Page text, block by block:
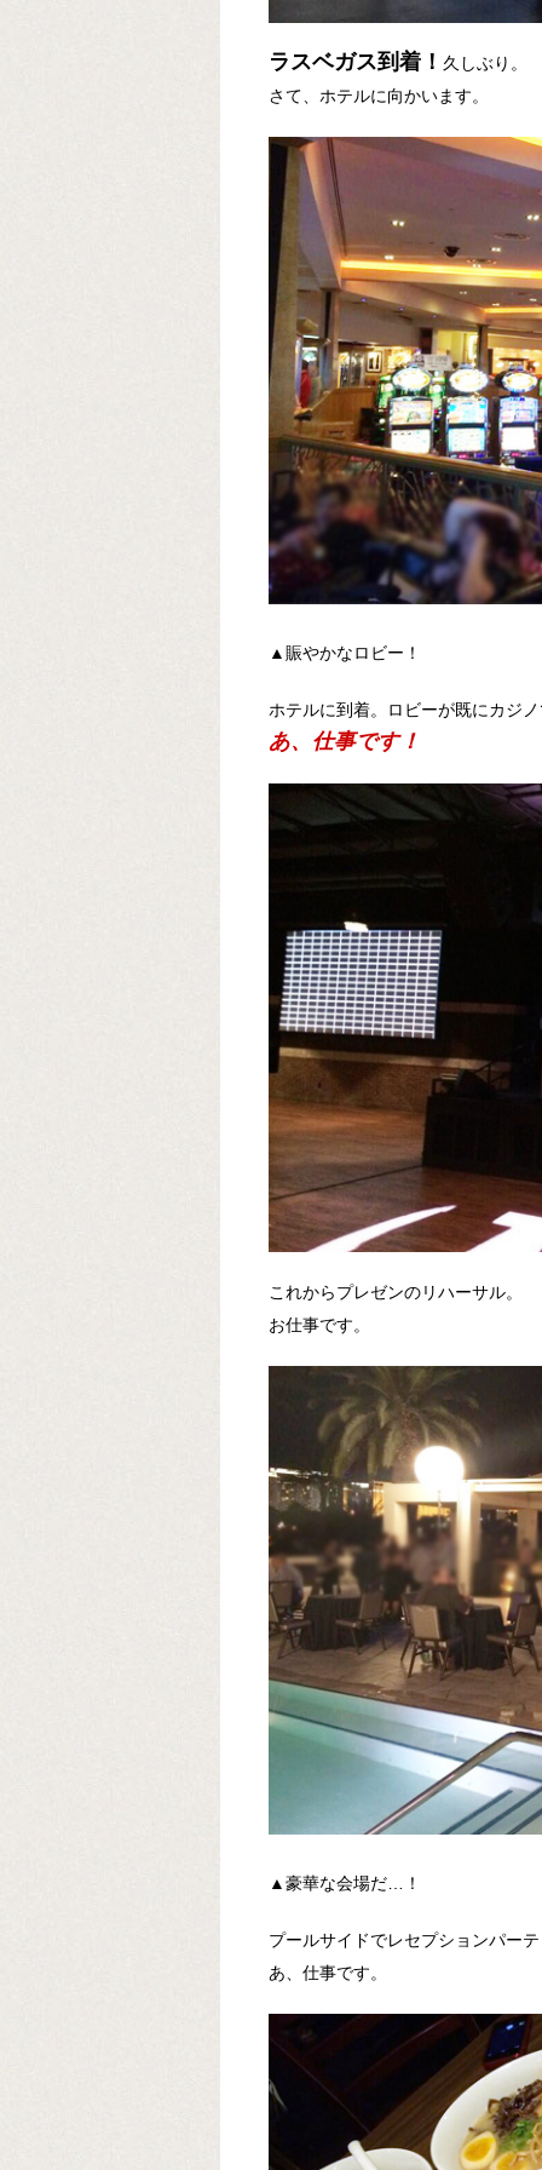
ラスベガス到着！ 久しぶり。
さて、ホテルに向かいます。
▲賑やかなロビー！
ホテルに到着。ロビーが既にカジ
あ、仕事です！
これからプレゼンのリハーサル。
お仕事です。
▲豪華な会場だ…！
プールサイドでレセプションパー
あ、仕事です。